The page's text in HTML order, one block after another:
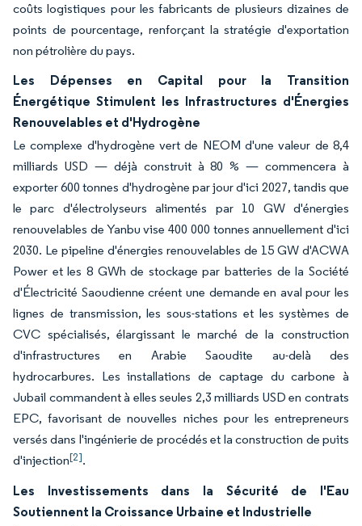
coûts logistiques pour les fabricants de plusieurs dizaines de
points de pourcentage, renforçant la stratégie d'exportation
non pétrolière du pays.
Les Dépenses en Capital pour la Transition
Énergétique Stimulent les Infrastructures d'Énergies
Renouvelables et d'Hydrogène
Le complexe d'hydrogène vert de NEOM d'une valeur de 8,4
milliards USD — déjà construit à 80 % — commencera à
exporter 600 tonnes d'hydrogène par jour d'ici 2027, tandis que
le parc d'électrolyseurs alimentés par 10 GW d'énergies
renouvelables de Yanbu vise 400 000 tonnes annuellement d'ici
2030. Le pipeline d'énergies renouvelables de 15 GW d'ACWA
Power et les 8 GWh de stockage par batteries de la Société
d'Électricité Saoudienne créent une demande en aval pour les
lignes de transmission, les sous-stations et les systèmes de
CVC spécialisés, élargissant le marché de la construction
d'infrastructures en Arabie Saoudite au-delà des
hydrocarbures. Les installations de captage du carbone à
Jubail commandent à elles seules 2,3 milliards USD en contrats
EPC, favorisant de nouvelles niches pour les entrepreneurs
versés dans l'ingénierie de procédés et la construction de puits
d'injection[2].
Les Investissements dans la Sécurité de l'Eau
Soutiennent la Croissance Urbaine et Industrielle